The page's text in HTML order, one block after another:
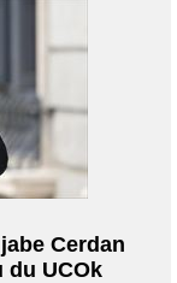
Cerdan
du UCOk